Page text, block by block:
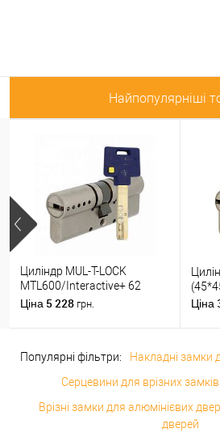
Найпопулярніші
Циліндр MUL-T-LOCK
MTL600/Interactive+ 62
(31*31) нікель сатин
Ціна 5 228 грн.
Ціна
Популярні фільтри:
Накладні замки
Серцевини для врізних
Врізні замки для алюмінієвих
дверей